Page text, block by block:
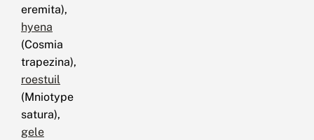
eremita),
hyena
(Cosmia
trapezina),
roestuil
(Mniotype
satura),
gele